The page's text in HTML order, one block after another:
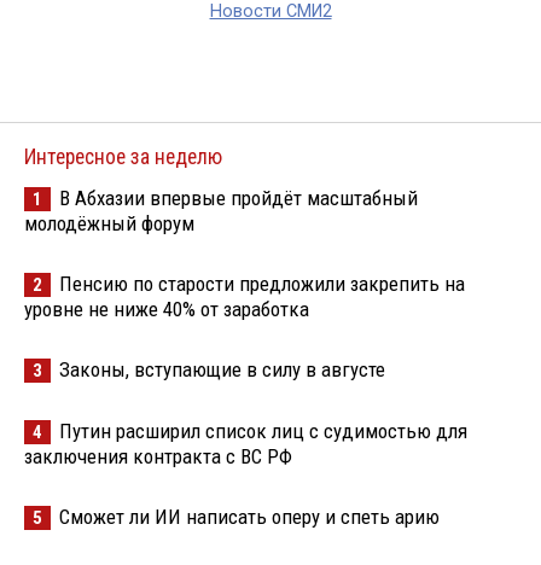
Новости СМИ2
Интересное за неделю
1
В Абхазии впервые пройдёт масштабный
молодёжный форум
2
Пенсию по старости предложили закрепить на
уровне не ниже 40% от заработка
3 Законы, вступающие в силу в августе
4
Путин расширил список лиц с судимостью для
заключения контракта с ВС РФ
5 Сможет ли ИИ написать оперу и спеть арию